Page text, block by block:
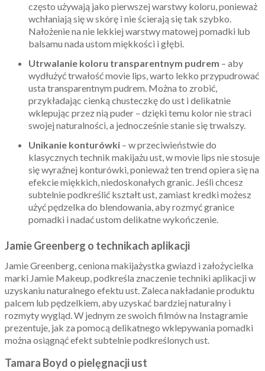
często używają jako pierwszej warstwy koloru, ponieważ
wchłaniają się w skórę i nie ścierają się tak szybko.
Nałożenie na nie lekkiej warstwy matowej pomadki lub
balsamu nada ustom miękkości i głębi.
Utrwalanie koloru transparentnym pudrem – aby
wydłużyć trwałość movie lips, warto lekko przypudrować
usta transparentnym pudrem. Można to zrobić,
przykładając cienką chusteczkę do ust i delikatnie
wklepując przez nią puder – dzięki temu kolor nie straci
swojej naturalności, a jednocześnie stanie się trwalszy.
Unikanie konturówki – w przeciwieństwie do
klasycznych technik makijażu ust, w movie lips nie stosuje
się wyraźnej konturówki, ponieważ ten trend opiera się na
efekcie miękkich, niedoskonałych granic. Jeśli chcesz
subtelnie podkreślić kształt ust, zamiast kredki możesz
użyć pędzelka do blendowania, aby rozmyć granice
pomadki i nadać ustom delikatne wykończenie.
Jamie Greenberg o technikach aplikacji
Jamie Greenberg, ceniona makijażystka gwiazd i założycielka
marki Jamie Makeup, podkreśla znaczenie techniki aplikacji w
uzyskaniu naturalnego efektu ust. Zaleca nakładanie produktu
palcem lub pędzelkiem, aby uzyskać bardziej naturalny i
rozmyty wygląd. W jednym ze swoich filmów na Instagramie
prezentuje, jak za pomocą delikatnego wklepywania pomadki
można osiągnąć efekt subtelnie podkreślonych ust.
Tamara Boyd o pielęgnacji ust